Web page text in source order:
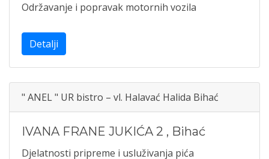
Održavanje i popravak motornih vozila
Detalji
" ANEL " UR bistro – vl. Halavać Halida Bihać
IVANA FRANE JUKIĆA 2 , Bihać
Djelatnosti pripreme i usluživanja pića